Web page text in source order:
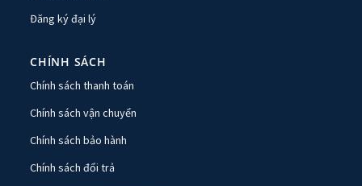
Đăng ký đại lý
CHÍNH SÁCH
Chính sách thanh toán
Chính sách vận chuyển
Chính sách bảo hành
Chính sách đổi trả